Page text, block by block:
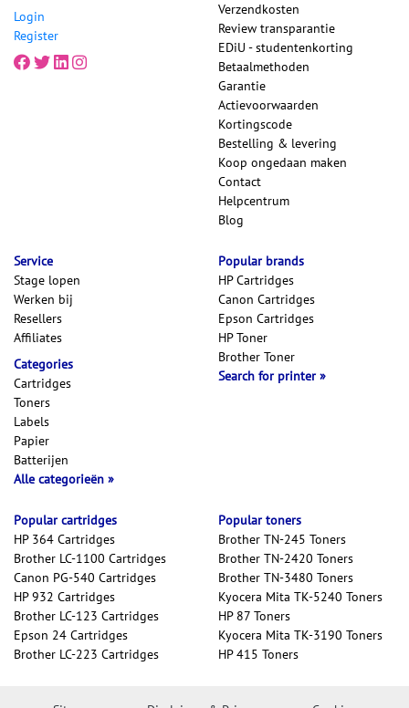
Login
Register
Verzendkosten
Review transparantie
EDiU - studentenkorting
Betaalmethoden
Garantie
Actievoorwaarden
Kortingscode
Bestelling & levering
Koop ongedaan maken
Contact
Helpcentrum
Blog
Service
Stage lopen
Werken bij
Resellers
Affiliates
Categories
Cartridges
Toners
Labels
Papier
Batterijen
Alle categorieën
Popular cartridges
HP 364 Cartridges
Brother LC-1100 Cartridges
Canon PG-540 Cartridges
HP 932 Cartridges
Brother LC-123 Cartridges
Epson 24 Cartridges
Brother LC-223 Cartridges
Popular toners
Brother TN-245 Toners
Brother TN-2420 Toners
Brother TN-3480 Toners
Kyocera Mita TK-5240 Toners
HP 87 Toners
Kyocera Mita TK-3190 Toners
HP 415 Toners
Popular brands
HP Cartridges
Canon Cartridges
Epson Cartridges
HP Toner
Brother Toner
Search for printer